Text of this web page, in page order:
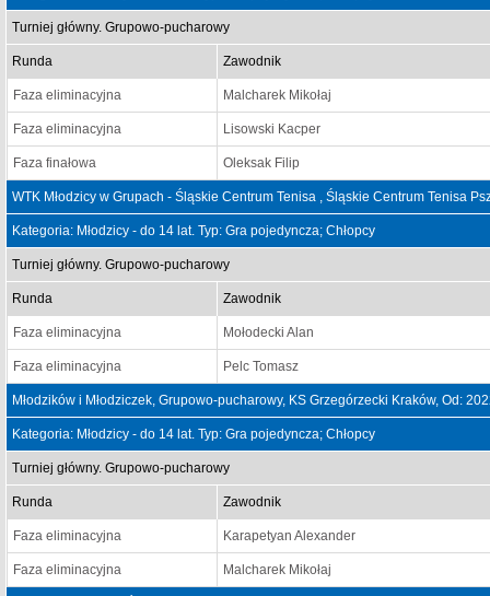
Turniej główny. Grupowo-pucharowy
Runda Zawodnik
Faza eliminacyjna Malcharek Mikołaj
Faza eliminacyjna Lisowski Kacper
Faza finałowa Oleksak Filip
WTK Młodzicy w Grupach - Śląskie Centrum Tenisa , Śląskie Centrum Tenisa
Kategoria: Młodzicy - do 14 lat. Typ: Gra pojedyncza; Chłopcy
Turniej główny. Grupowo-pucharowy
Runda Zawodnik
Faza eliminacyjna Mołodecki Alan
Faza eliminacyjna Pelc Tomasz
Młodzików i Młodziczek, Grupowo-pucharowy, KS Grzegórzecki Kraków, Od:
Kategoria: Młodzicy - do 14 lat. Typ: Gra pojedyncza; Chłopcy
Turniej główny. Grupowo-pucharowy
Runda Zawodnik
Faza eliminacyjna Karapetyan Alexander
Faza eliminacyjna Malcharek Mikołaj